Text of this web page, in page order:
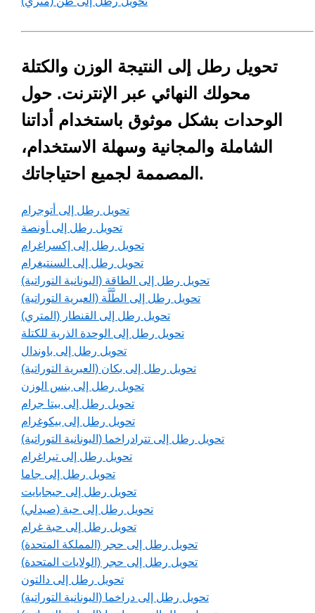
تحويل رطل إلى النتيجة الوزن والكتلة
محولك النهائي عبر الإنترنت. حول
الوحدات بشكل موثوق باستخدام أداتنا
الشاملة والمجانية وسهلة الاستخدام،
المصممة لجميع احتياجاتك.
تحويل رطل إلى أتوجرام
تحويل رطل إلى أونصة
تحويل رطل إلى إكسراغرام
تحويل رطل إلى السنتيغرام
تحويل رطل إلى الطاقة (اليونانية التوراتية)
تحويل رطل إلى الطَّلَّة (العبرية التوراتية)
تحويل رطل إلى القنطار (المتري)
تحويل رطل إلى الوحدة الذرية للكتلة
تحويل رطل إلى باوندال
تحويل رطل إلى بكان (العبرية التوراتية)
تحويل رطل إلى بنس الوزن
تحويل رطل إلى بيتا جرام
تحويل رطل إلى بيكوغرام
تحويل رطل إلى تترادراخما (اليونانية التوراتية)
تحويل رطل إلى تيراغرام
تحويل رطل إلى جاما
تحويل رطل إلى جيجابايت
تحويل رطل إلى حبة (صيدلي)
تحويل رطل إلى حبة غرام
تحويل رطل إلى حجر (المملكة المتحدة)
تحويل رطل إلى حجر (الولايات المتحدة)
تحويل رطل إلى دالتون
تحويل رطل إلى دراخما (اليونانية التوراتية)